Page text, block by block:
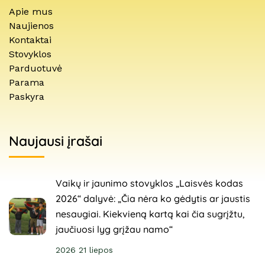
Apie mus
Naujienos
Kontaktai
Stovyklos
Parduotuvė
Parama
Paskyra
Naujausi įrašai
Vaikų ir jaunimo stovyklos „Laisvės kodas
2026“ dalyvė: „Čia nėra ko gėdytis ar jaustis
nesaugiai. Kiekvieną kartą kai čia sugrįžtu,
jaučiuosi lyg grįžau namo“
2026 21 liepos